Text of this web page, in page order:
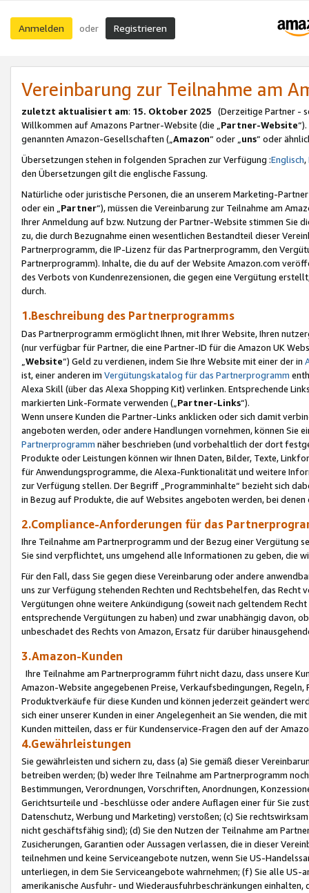
Anmelden oder Registrieren
Vereinbarung zur Teilnahme am
zuletzt aktualisiert am: 15. Oktober 2025 (Derzeitige Partner -
Willkommen auf Amazons Partner-Website (die „Partner-Website
genannten Amazon-Gesellschaften („Amazon“ oder „uns“ oder
Übersetzungen stehen in folgenden Sprachen zur Verfügung :Englisch,
den Übersetzungen gilt die englische Fassung.
Natürliche oder juristische Personen, die an unserem Marketing-
oder ein „Partner“), müssen die Vereinbarung zur Teilnahme am
Ihrer Anmeldung auf bzw. Nutzung der Partner-Website stimmen Sie
zu, die durch Bezugnahme einen wesentlichen Bestandteil dieser
Partnerprogramm, die IP-Lizenz für das Partnerprogramm, den
Partnerprogramm). Inhalte, die du auf der Website Amazon.com
des Verbots von Kundenrezensionen, die gegen eine Vergütung
durch.
1.Beschreibung des Partnerprogramms
Das Partnerprogramm ermöglicht Ihnen, mit Ihrer Website, Ihren
(nur verfügbar für Partner, die eine Partner-ID für die Amazon UK
Website“) Geld zu verdienen, indem Sie Ihre Website mit einer der in
ist, einer anderen im Vergütungskatalog für das Partnerprogramm
Alexa Skill (über das Alexa Shopping Kit) verlinken. Entsprechende
markierten Link-Formate verwenden („ Partner-Links“).
Wenn unsere Kunden die Partner-Links anklicken oder sich damit
angeboten werden, oder andere Handlungen vornehmen, können Sie
Partnerprogramm näher beschrieben (und vorbehaltlich der dort
Produkte oder Leistungen können wir Ihnen Daten, Bilder, Texte,
für Anwendungsprogramme, die Alexa-Funktionalität und weitere
zur Verfügung stellen. Der Begriff „Programminhalte“ bezieht sich
in Bezug auf Produkte, die auf Websites angeboten werden, bei
2.Compliance-Anforderungen für das
Ihre Teilnahme am Partnerprogramm und der Bezug einer Vergütung
Sie sind verpflichtet, uns umgehend alle Informationen zu geben, die
Für den Fall, dass Sie gegen diese Vereinbarung oder andere
uns zur Verfügung stehenden Rechten und Rechtsbehelfen, das
Vergütungen ohne weitere Ankündigung (soweit nach geltendem
entsprechende Vergütungen zu haben) und zwar unabhängig davon,
unbeschadet des Rechts von Amazon, Ersatz für darüber
3.Amazon-Kunden
Ihre Teilnahme am Partnerprogramm führt nicht dazu, dass unsere
Amazon-Website angegebenen Preise, Verkaufsbedingungen,
Produktverkäufe für diese Kunden und können jederzeit geändert
sich einer unserer Kunden in einer Angelegenheit an Sie wenden, die
Kunden mitteilen, dass er für Kundenservice-Fragen den auf der
4.Gewährleistungen
Sie gewährleisten und sichern zu, dass (a) Sie gemäß dieser
betreiben werden; (b) weder Ihre Teilnahme am Partnerprogramm
Bestimmungen, Verordnungen, Vorschriften, Anordnungen,
Gerichtsurteile und -beschlüsse oder andere Auflagen einer für Sie
Datenschutz, Werbung und Marketing) verstoßen; (c) Sie
nicht geschäftsfähig sind); (d) Sie den Nutzen der Teilnahme am
Zusicherungen, Garantien oder Aussagen verlassen, die in dieser
teilnehmen und keine Serviceangebote nutzen, wenn Sie US-
unterliegen, in dem Sie Serviceangebote wahrnehmen; (f) Sie alle
amerikanische Ausfuhr- und Wiederausfuhrbeschränkungen